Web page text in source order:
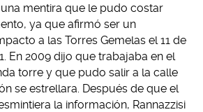
mentira que le pudo costar
ya que afirmó ser un
a las Torres Gemelas el 11 de
En 2009 dijo que trabajaba en el
torre y que pudo salir a la calle
se estrellara. Después de que el
la información, Rannazzisi